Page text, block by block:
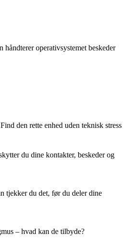
operativsystemet beskeder
den rette enhed uden teknisk stress
du dine kontakter, beskeder og
tjekker du det, før du deler dine
– hvad kan de tilbyde?